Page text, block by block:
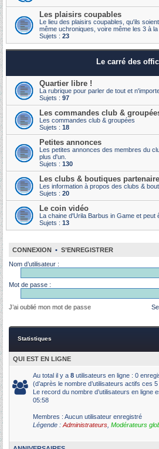
Les plaisirs coupables
Le lieu des plaisirs coupables, qu'ils
même uchroniques, voire même les 3 à la
Sujets : 23
Le carré des
Quartier libre !
La rubrique pour parler de tout et
Sujets : 97
Les commandes club &
Les commandes club & groupées
Sujets : 18
Petites annonces
Les petites annonces des membres du
plus d'un.
Sujets : 130
Les clubs & boutiques
Les information à propos des clubs &
Sujets : 20
Le coin vidéo
La chaine d'Urila Barbus in Game et peut
Sujets : 13
CONNEXION • S’ENREGISTRER
Nom d’utilisateur :
Mot de passe :
J’ai oublié mon mot de passe
Statistiques
QUI EST EN LIGNE
Au total il y a 8 utilisateurs en ligne : 0
(d’après le nombre d’utilisateurs actifs ces
Le record du nombre d’utilisateurs en ligne
05:58
Membres : Aucun utilisateur enregistré
Légende : Administrateurs Modérateurs